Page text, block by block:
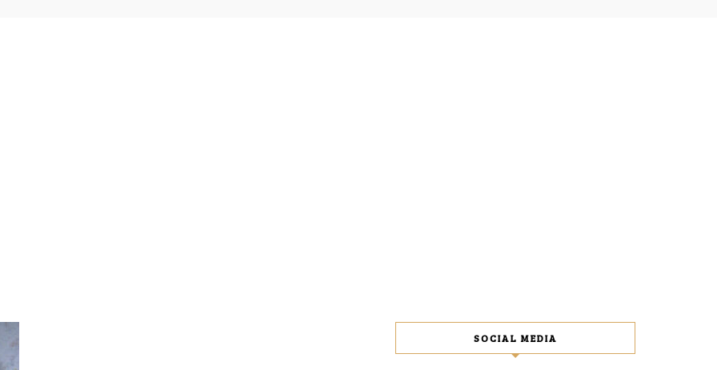
SOCIAL MEDIA